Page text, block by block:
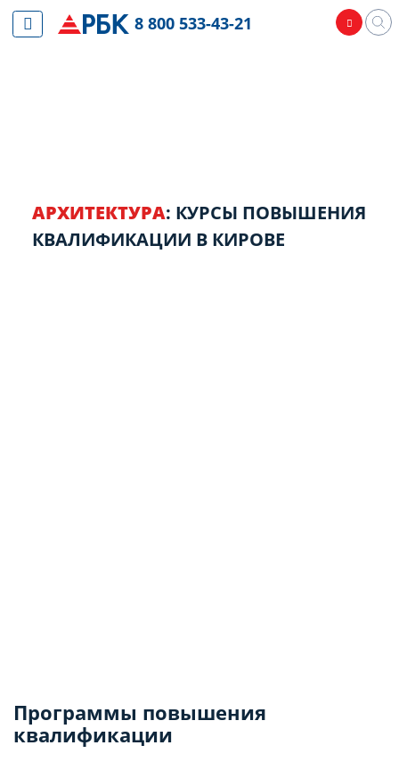
АРХИТЕКТУРА: КУРСЫ ПОВЫШЕНИЯ
КВАЛИФИКАЦИИ В КИРОВЕ
Программы повышения
квалификации
8 800 533-43-21